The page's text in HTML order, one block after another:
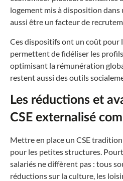
logement mis à disposition
aussi être un facteur de
Ces dispositifs ont un coût pour
permettent de fidéliser les
optimisant la rémunération
restent aussi des outils
Les réductions et
CSE externalisé
Mettre en place un CSE
pour les petites structures.
salariés ne diffèrent pas : tous
réductions sur la culture, les